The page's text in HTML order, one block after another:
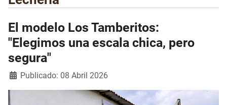
El modelo Los Tamberitos:
"Elegimos una escala chica, pero
segura"
Detalles
Publicado: 08 Abril 2026